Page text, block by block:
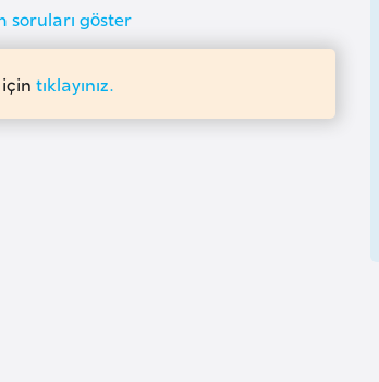
soruları göster
tıklayınız.